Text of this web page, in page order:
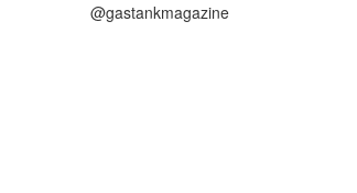
@gastankmagazine